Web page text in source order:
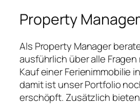
Property
Als Property Manager
ausführlich über alle
Kauf einer Ferienimmobilie
damit ist unser Portfolio
erschöpft. Zusätzlich